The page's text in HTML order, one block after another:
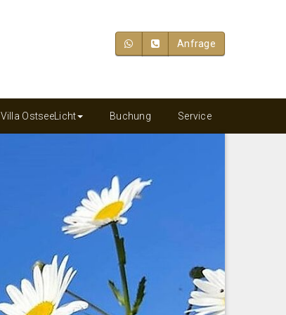
Anfrage
Villa OstseeLicht Buchung Service